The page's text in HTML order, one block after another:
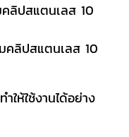
ลิปสแตนเลส 10
ลิปสแตนเลส 10
ให้ใช้งานได้อย่าง